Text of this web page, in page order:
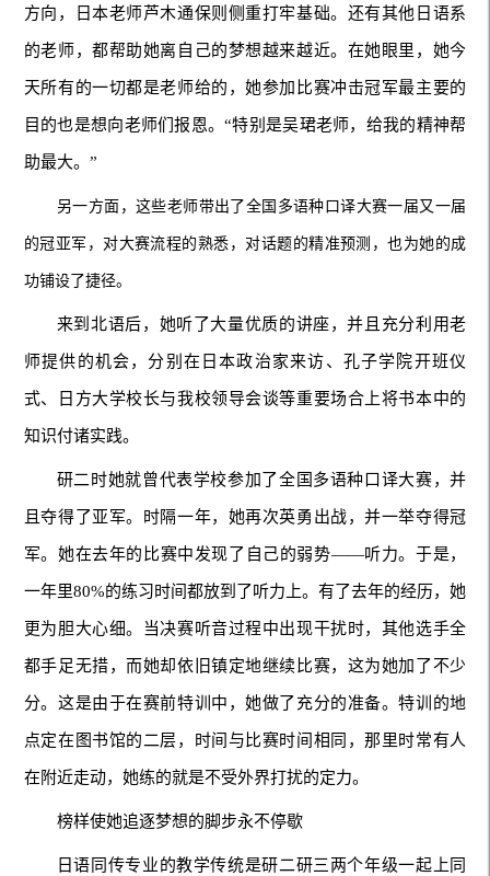
方向，日本老师芦木通保则侧重打牢基础。还有其他日语系
的老师，都帮助她离自己的梦想越来越近。在她眼里，她今
天所有的一切都是老师给的，她参加比赛冲击冠军最主要的
目的也是想向老师们报恩。“特别是吴珺老师，给我的精神帮
助最大。”
另一方面，这些老师带出了全国多语种口译大赛一届又一届
的冠亚军，对大赛流程的熟悉，对话题的精准预测，也为她的成
功铺设了捷径。
来到北语后，她听了大量优质的讲座，并且充分利用老
师提供的机会，分别在日本政治家来访、孔子学院开班仪
式、日方大学校长与我校领导会谈等重要场合上将书本中的
知识付诸实践。
研二时她就曾代表学校参加了全国多语种口译大赛，并
且夺得了亚军。时隔一年，她再次英勇出战，并一举夺得冠
军。她在去年的比赛中发现了自己的弱势——听力。于是，
一年里80%的练习时间都放到了听力上。有了去年的经历，她
更为胆大心细。当决赛听音过程中出现干扰时，其他选手全
都手足无措，而她却依旧镇定地继续比赛，这为她加了不少
分。这是由于在赛前特训中，她做了充分的准备。特训的地
点定在图书馆的二层，时间与比赛时间相同，那里时常有人
在附近走动，她练的就是不受外界打扰的定力。
榜样使她追逐梦想的脚步永不停歇
日语同传专业的教学传统是研二研三两个年级一起上同